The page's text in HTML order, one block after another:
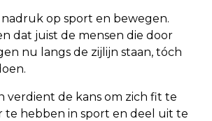
op sport en bewegen.
dat juist de mensen die door
nu langs de zijlijn staan, tóch
verdient de kans om zich fit te
te hebben in sport en deel uit te